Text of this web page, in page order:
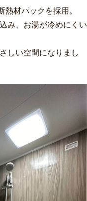
熱材パックを採用。
み、お湯が冷めにくい
しい空間になりまし